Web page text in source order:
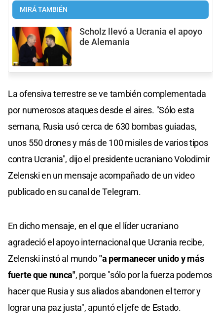
MIRÁ TAMBIÉN
Scholz llevó a Ucrania el apoyo
de Alemania
La ofensiva terrestre se ve también complementada
por numerosos ataques desde el aires. "Sólo esta
semana, Rusia usó cerca de 630 bombas guiadas,
unos 550 drones y más de 100 misiles de varios tipos
contra Ucrania", dijo el presidente ucraniano Volodimir
Zelenski en un mensaje acompañado de un video
publicado en su canal de Telegram.
En dicho mensaje, en el que el líder ucraniano
agradeció el apoyo internacional que Ucrania recibe,
Zelenski instó al mundo"a permanecer unido y más
fuerte que nunca", porque "sólo por la fuerza podemos
hacer que Rusia y sus aliados abandonen el terror y
lograr una paz justa", apuntó el jefe de Estado.